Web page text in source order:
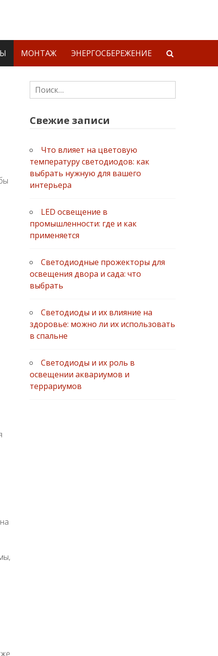
МОНТАЖ ЭНЕРГОСБЕРЕЖЕНИЕ
Найти:
Свежие записи
Что влияет на цветовую
температуру светодиодов: как
выбрать нужную для вашего
интерьера
LED освещение в
промышленности: где и как
применяется
Светодиодные прожекторы для
освещения двора и сада: что
выбрать
Светодиоды и их влияние на
здоровье: можно ли их использовать
в спальне
Светодиоды и их роль в
освещении аквариумов и
террариумов